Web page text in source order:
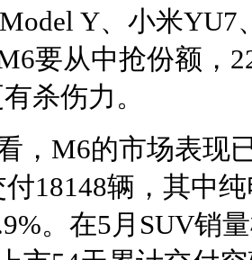
Y、小米YU7
要从中抢份额，
杀伤力。
，M6的市场表现
18148辆，其中
。在5月SUV销